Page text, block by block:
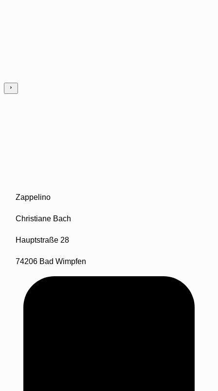
Zappelino
Christiane Bach
Hauptstraße 28
74206 Bad Wimpfen